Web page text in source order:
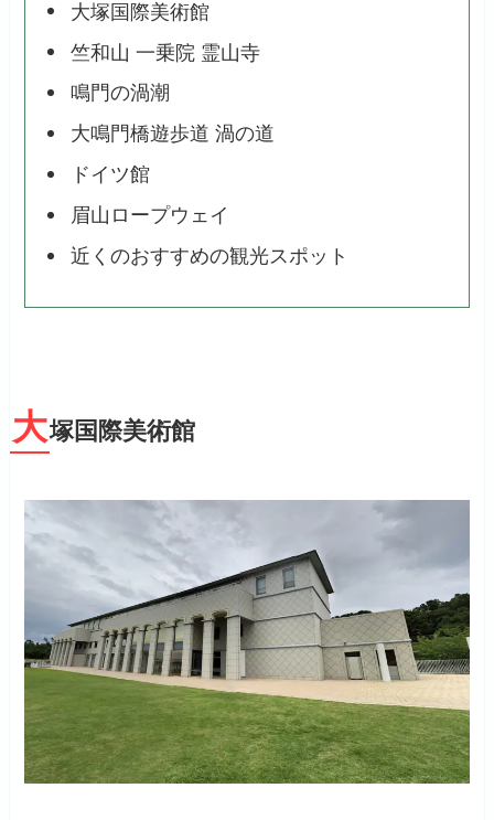
大塚国際美術館
竺和山 一乗院 霊山寺
鳴門の渦潮
大鳴門橋遊歩道 渦の道
ドイツ館
眉山ロープウェイ
近くのおすすめの観光スポット
大塚国際美術館